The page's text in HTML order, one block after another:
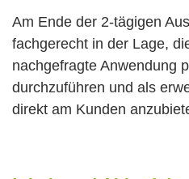
Am Ende der 2-tägigen
fachgerecht in der Lage,
nachgefragte Anwendung
durchzuführen und als
direkt am Kunden